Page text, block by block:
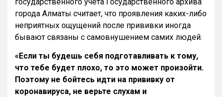
государственного учета Государственного архива
города Алматы считает, что проявления каких-либо
неприятных ощущений после прививки иногда
бывают связаны с самовнушением самих людей.
«Если ты будешь себя подготавливать к тому,
что тебе будет плохо, то это может произойти.
Поэтому не бойтесь идти на прививку от
коронавируса, не верьте слухам и